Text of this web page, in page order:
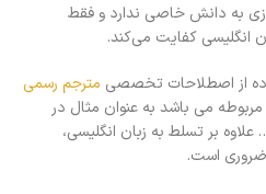
به دانش خاصی ندارد و فقط
انگلیسی کفایت می‌کند.
از اصطلاحات تخصصی مترجم رسمی
می باشد به عنوان مثال در
بر تسلط به زبان انگلیسی،
است.